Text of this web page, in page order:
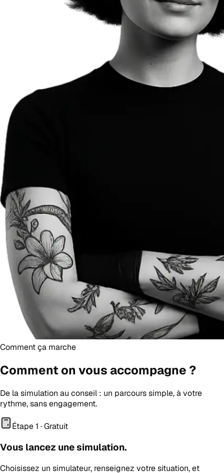
Comment ça marche
Comment on vous accompagne ?
De la simulation au conseil : un parcours simple, à votre
rythme, sans engagement.
Étape 1 · Gratuit
Vous lancez une simulation.
Choisissez un simulateur, renseignez votre situation, et